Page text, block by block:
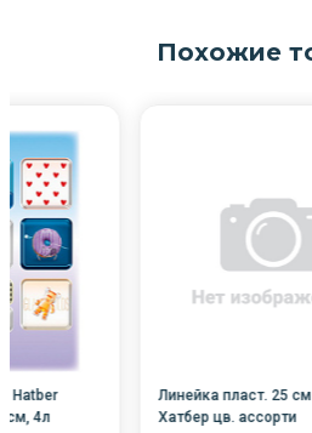
Похожие
Hatber
4л
Линейка пласт. 25
Хатбер цв. ассорти